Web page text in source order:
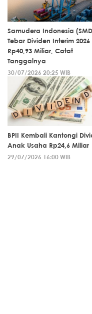
Samudera Indonesia
Tebar Dividen Interim 2026
Rp40,93 Miliar, Catat
Tanggalnya
30/07/2026 20:25 WIB
BPII Kembali Kantongi
Anak Usaha Rp24,6 Miliar
29/07/2026 16:00 WIB